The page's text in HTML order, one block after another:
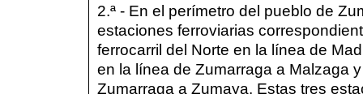
2.ª - En el perímetro del pueblo de
estaciones ferroviarias
ferrocarril del Norte en la línea de
en la línea de Zumarraga a Malzaga
Zumarraga a Zumaya. Estas tres